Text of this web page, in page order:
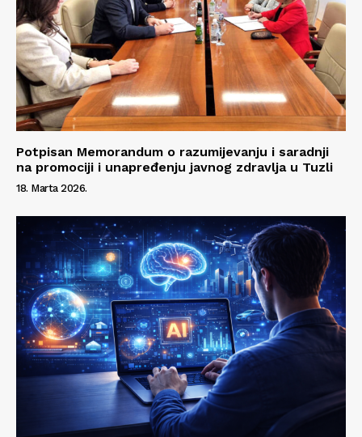
Potpisan Memorandum o razumijevanju i saradnji
na promociji i unapređenju javnog zdravlja u Tuzli
18. Marta 2026.